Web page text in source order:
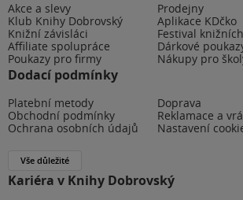
Akce a slevy
Prodejny
Klub Knihy Dobrovský
Aplikace KDčko
Knižní závisláci
Festival
Affiliate spolupráce
Dárkové
Poukazy pro firmy
Nákupy pro
Dodací podmínky
Platební metody
Doprava
Obchodní podmínky
Reklamace a
Ochrana osobních údajů
Nastavení
Vše důležité
Kariéra v Knihy Dobrovský